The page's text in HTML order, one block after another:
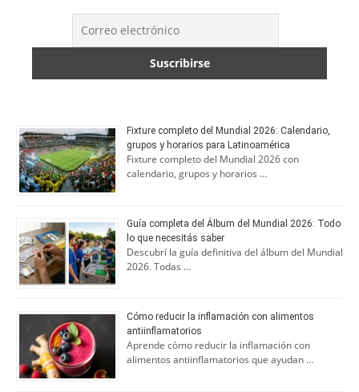
Fixture completo del Mundial 2026: Calendario,
grupos y horarios para Latinoamérica
Fixture completo del Mundial 2026 con
calendario, grupos y horarios …
Guía completa del Álbum del Mundial 2026: Todo
lo que necesitás saber
Descubrí la guía definitiva del álbum del Mundial
2026. Todas …
Cómo reducir la inflamación con alimentos
antiinflamatorios
Aprende cómo reducir la inflamación con
alimentos antiinflamatorios que ayudan …